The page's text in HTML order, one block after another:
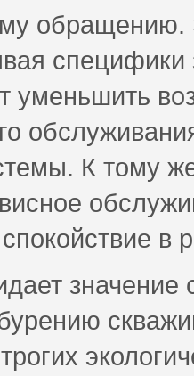
обращению.
специфики
уменьшить
К тому
в
значение